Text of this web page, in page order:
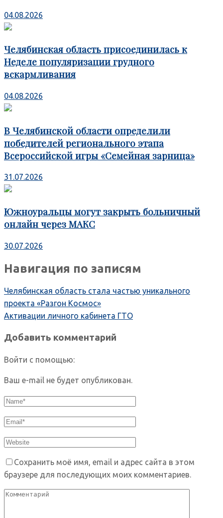
04.08.2026
Челябинская область присоединилась к
Неделе популяризации грудного
вскармливания
04.08.2026
В Челябинской области определили
победителей регионального этапа
Всероссийской игры «Семейная зарница»
31.07.2026
Южноуральцы могут закрыть больничный
онлайн через МАКС
30.07.2026
Навигация по записям
Челябинская область стала частью уникального
проекта «Разгон Космос»
Активации личного кабинета ГТО
Добавить комментарий
Войти с помощью:
Ваш e-mail не будет опубликован.
Сохранить моё имя, email и адрес сайта в этом
браузере для последующих моих комментариев.